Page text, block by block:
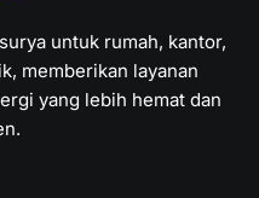
untuk rumah, kantor,
memberikan layanan
yang lebih hemat dan